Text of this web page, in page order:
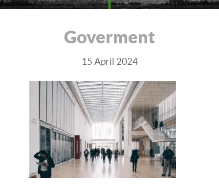
Goverment
15 April 2024